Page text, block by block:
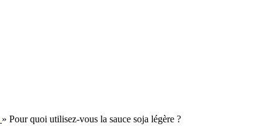
» Pour quoi utilisez-vous la sauce soja légère ?